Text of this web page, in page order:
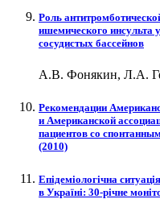
Роль
ишемического инсульта
сосудистых бассейнов
А.В. Фонякин, Л.А.
Рекомендации
и Американской
пациентов со
(2010)
Епідеміологічна
в Україні: 30-річне